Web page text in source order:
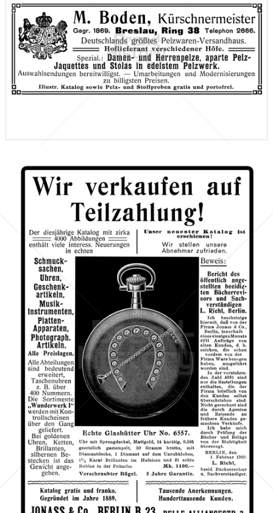
M. Boden, Breslau M. Boden, Breslau 1910
Jonass & Co., Berlin Jonass & Co., Berlin 1910